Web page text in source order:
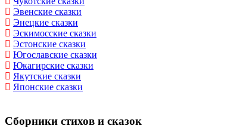
Эвенские сказки
Энецкие сказки
Эскимосские сказки
Эстонские сказки
Югославские сказки
Юкагирские сказки
Якутские сказки
Японские сказки
Сборники стихов и сказок